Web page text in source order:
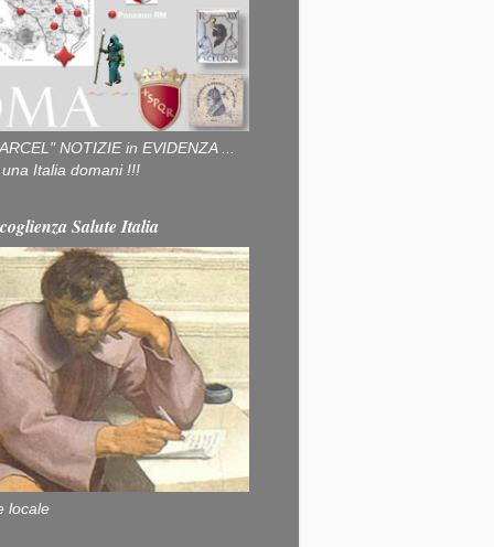
NOTIZIE in EVIDENZA ...
Italia domani !!!
Salute Italia
locale